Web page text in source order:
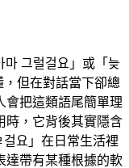
그럴걸요」或「늦
但在對話當下卻總
會把這類語尾簡單理
時，它背後其實隱含
요」在日常生活裡
達帶有某種根據的軟